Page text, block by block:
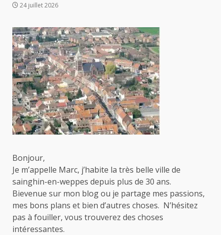
24 juillet 2026
Bonjour,
Je m’appelle Marc, j’habite la très belle ville de
sainghin-en-weppes depuis plus de 30 ans.
Bievenue sur mon blog ou je partage mes passions,
mes bons plans et bien d’autres choses. N’hésitez
pas à fouiller, vous trouverez des choses
intéressantes.